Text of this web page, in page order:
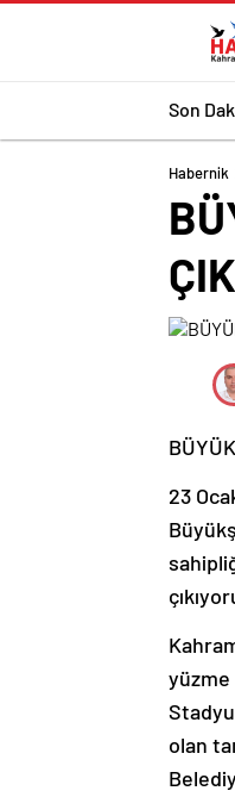
romabet
deneme
Son
Habernik
23
yüzme
olan